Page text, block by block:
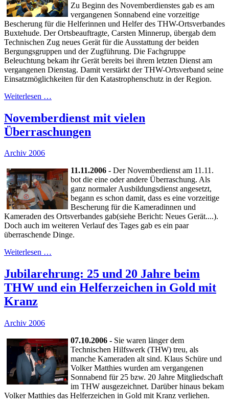
Zu Beginn des Novemberdienstes gab es am
vergangenen Sonnabend eine vorzeitige
Bescherung für die Helferinnen und Helfer des THW-Ortsverbandes
Buxtehude. Der Ortsbeauftragte, Carsten Minnerup, übergab dem
Technischen Zug neues Gerät für die Ausstattung der beiden
Bergungsgruppen und der Zugführung. Die Fachgruppe
Beleuchtung bekam ihr Gerät bereits bei ihrem letzten Dienst am
vergangenen Dienstag. Damit verstärkt der THW-Ortsverband seine
Einsatzmöglichkeiten für den Katastrophenschutz in der Region.
Weiterlesen …
Novemberdienst mit vielen
Überraschungen
Archiv 2006
11.11.2006 - Der Novemberdienst am 11.11.
bot die eine oder andere Überraschung. Als
ganz normaler Ausbildungsdienst angesetzt,
begann es schon damit, dass es eine vorzeitige
Bescherung für die Kameradinnen und
Kameraden des Ortsverbandes gab(siehe Bericht: Neues Gerät....).
Doch auch im weiteren Verlauf des Tages gab es ein paar
überraschende Dinge.
Weiterlesen …
Jubilarehrung: 25 und 20 Jahre beim
THW und ein Helferzeichen in Gold mit
Kranz
Archiv 2006
07.10.2006 - Sie waren länger dem
Technischen Hilfswerk (THW) treu, als
manche Kameraden alt sind. Klaus Schüre und
Volker Matthies wurden am vergangenen
Sonnabend für 25 bzw. 20 Jahre Mitgliedschaft
im THW ausgezeichnet. Darüber hinaus bekam
Volker Matthies das Helferzeichen in Gold mit Kranz verliehen.